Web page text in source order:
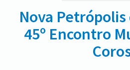
Nova
45º Encontro